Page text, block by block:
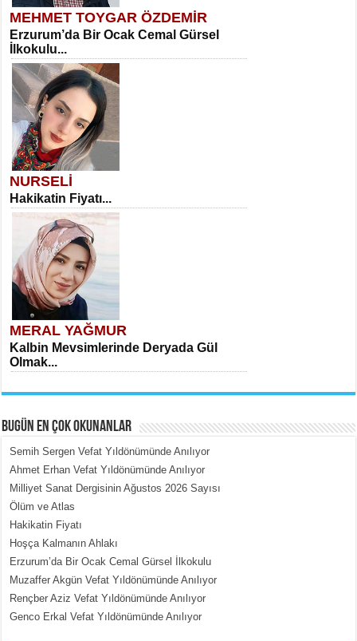
MEHMET TOYGAR ÖZDEMİR
Erzurum’da Bir Ocak Cemal Gürsel
İlkokulu...
NURSELİ
Hakikatin Fiyatı...
MERAL YAĞMUR
Kalbin Mevsimlerinde Deryada Gül
Olmak...
MEHMET ÇOBAN
İçerdeki Put Dışardaki Maskeler...
BUGÜN EN ÇOK OKUNANLAR
Semih Sergen Vefat Yıldönümünde Anılıyor
Ahmet Erhan Vefat Yıldönümünde Anılıyor
Milliyet Sanat Dergisinin Ağustos 2026 Sayısı
Ölüm ve Atlas
Hakikatin Fiyatı
Hoşça Kalmanın Ahlakı
Erzurum’da Bir Ocak Cemal Gürsel İlkokulu
Muzaffer Akgün Vefat Yıldönümünde Anılıyor
Rençber Aziz Vefat Yıldönümünde Anılıyor
Genco Erkal Vefat Yıldönümünde Anılıyor